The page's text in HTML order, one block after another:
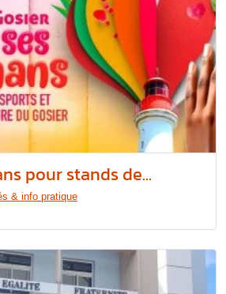
pour stands de...
& info pratique